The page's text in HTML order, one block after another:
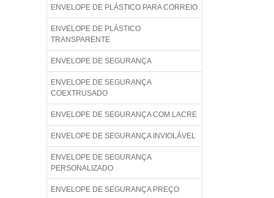
ENVELOPE DE PLÁSTICO PARA CORREIO
ENVELOPE DE PLÁSTICO
TRANSPARENTE
ENVELOPE DE SEGURANÇA
ENVELOPE DE SEGURANÇA
COEXTRUSADO
ENVELOPE DE SEGURANÇA COM LACRE
ENVELOPE DE SEGURANÇA INVIOLÁVEL
ENVELOPE DE SEGURANÇA
PERSONALIZADO
ENVELOPE DE SEGURANÇA PREÇO